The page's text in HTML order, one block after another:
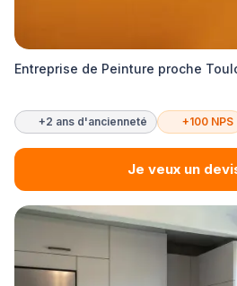
Entreprise de Peinture proche
+2 ans d'ancienneté +100 NPS
Je veux un